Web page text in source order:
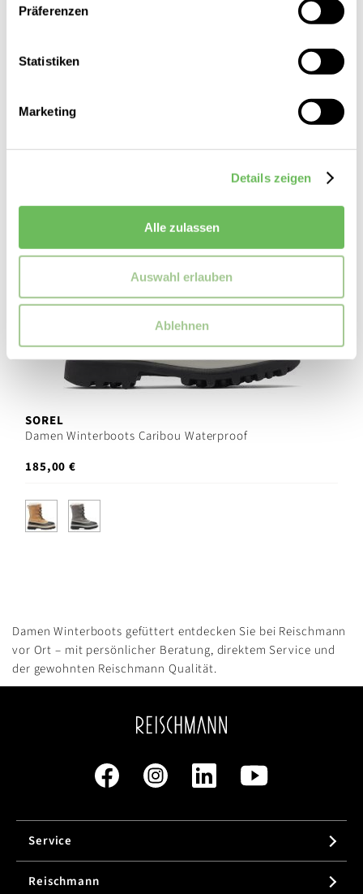
Präferenzen
Statistiken
Marketing
Details zeigen
Alle zulassen
Auswahl erlauben
Ablehnen
Damen Chelsea Boots CPH258 Suede
SOREL
Damen Winterboots Caribou Waterproof
185,00 €
Damen Winterboots gefüttert entdecken Sie bei Reischmann
vor Ort – mit persönlicher Beratung, direktem Service und
der gewohnten Reischmann Qualität.
Service
Reischmann